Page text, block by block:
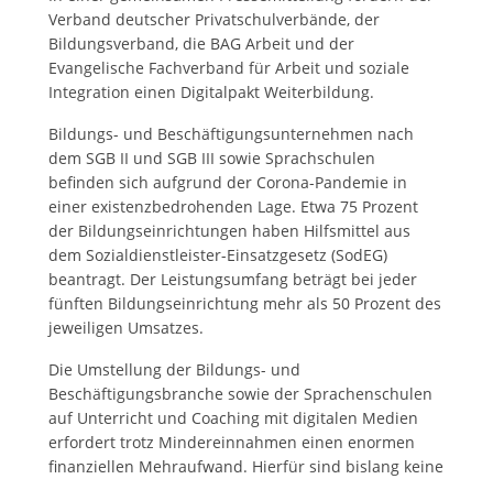
Verband deutscher Privatschulverbände, der
Bildungsverband, die BAG Arbeit und der
Evangelische Fachverband für Arbeit und soziale
Integration einen Digitalpakt Weiterbildung.
Bildungs- und Beschäftigungsunternehmen nach
dem SGB II und SGB III sowie Sprachschulen
befinden sich aufgrund der Corona-Pandemie in
einer existenzbedrohenden Lage. Etwa 75 Prozent
der Bildungseinrichtungen haben Hilfsmittel aus
dem Sozialdienstleister-Einsatzgesetz (SodEG)
beantragt. Der Leistungsumfang beträgt bei jeder
fünften Bildungseinrichtung mehr als 50 Prozent des
jeweiligen Umsatzes.
Die Umstellung der Bildungs- und
Beschäftigungsbranche sowie der Sprachenschulen
auf Unterricht und Coaching mit digitalen Medien
erfordert trotz Mindereinnahmen einen enormen
finanziellen Mehraufwand. Hierfür sind bislang keine